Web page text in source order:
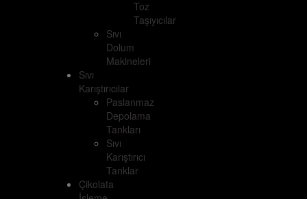
Toz
Taşıyıcılar
Sıvı
Dolum
Makineleri
Sıvı
Karıştırıcılar
Paslanmaz
Depolama
Tankları
Sıvı
Karıştırıcı
Tanklar
Çikolata